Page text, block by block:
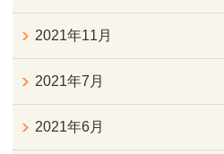
2021年11月
2021年7月
2021年6月